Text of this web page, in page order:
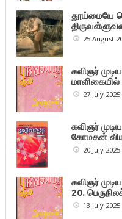
தூய்மையே
25 August
கவிஞர்
27 July 2025
கவிஞர்
கோமகன்
20 July 2025
கவிஞர்
20.
13 July 2025